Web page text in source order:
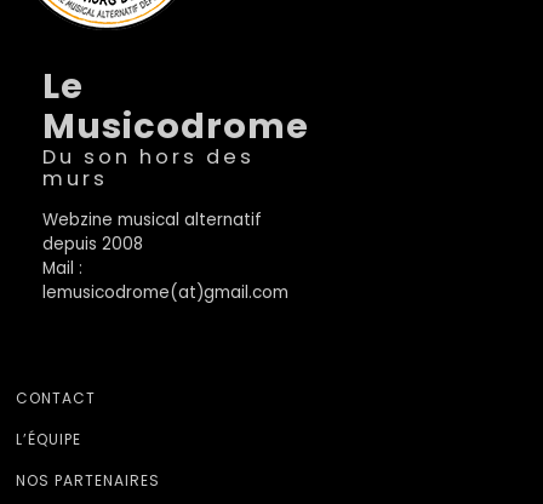
Le
Musicodrome
Du son hors des
murs
Webzine musical alternatif
depuis 2008
Mail :
lemusicodrome(at)gmail.com
CONTACT
L’ÉQUIPE
NOS PARTENAIRES